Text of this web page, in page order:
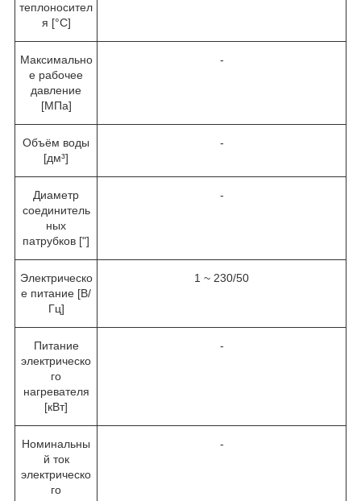
теплоносител
я [°C]
Максимально
е рабочее
давление
[MПa]
-
Объём воды
[дм³]
-
Диаметр
соединитель
ных
патрубков ["]
-
Электрическо
е питание [В/
Гц]
1 ~ 230/50
Питание
электрическо
го
нагревателя
[кВт]
-
Номинальны
й ток
электрическо
го
-